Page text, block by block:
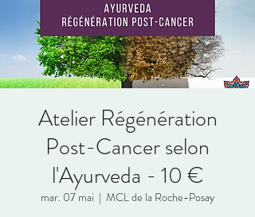
Atelier Régénération
Post-Cancer selon
l'Ayurveda - 10 €
mar. 07 mai
  |
MCL de la Roche-Posay